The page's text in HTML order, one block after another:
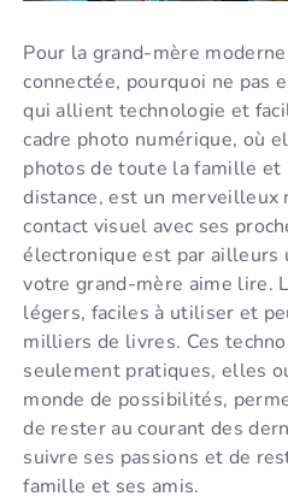
Pour la grand-mère
connectée, pourquoi ne pas
qui allient technologie et
cadre photo numérique, où
photos de toute la famille
distance, est un merveilleux
contact visuel avec ses
électronique est par ailleurs
votre grand-mère aime lire.
légers, faciles à utiliser et
milliers de livres. Ces
seulement pratiques, elles
monde de possibilités,
de rester au courant des
suivre ses passions et de
famille et ses amis.